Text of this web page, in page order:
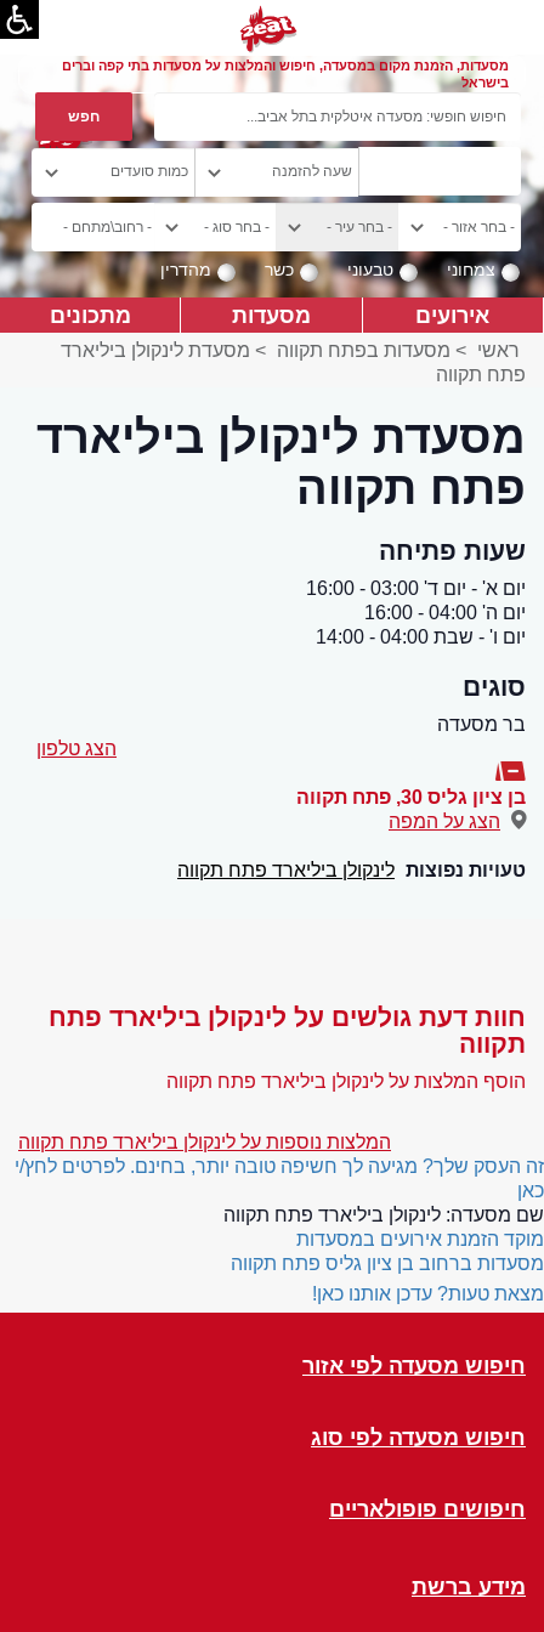
מסעדות, הזמנת מקום במסעדה, חיפוש והמלצות על מסעדות בתי קפה וברים
בישראל
צמחוני טבעוני כשר מהדרין
אירועים מסעדות מתכונים
ראשי > מסעדות בפתח תקווה > מסעדת לינקולן ביליארד
פתח תקווה
מסעדת לינקולן ביליארד
פתח תקווה
שעות פתיחה
יום א' - יום ד' 03:00 - 16:00
יום ה' 04:00 - 16:00
יום ו' - שבת 04:00 - 14:00
סוגים
בר מסעדה
הצג טלפון
בן ציון גליס 30 , פתח תקווה
הצג על המפה
טעויות נפוצות לינקולן ביליארד פתח תקווה
חוות דעת גולשים על לינקולן ביליארד פתח
תקווה
הוסף המלצות על לינקולן ביליארד פתח תקווה
המלצות נוספות על לינקולן ביליארד פתח תקווה
זה העסק שלך? מגיעה לך חשיפה טובה יותר, בחינם. לפרטים לחץ/י
כאן
שם מסעדה: לינקולן ביליארד פתח תקווה
מוקד הזמנת אירועים במסעדות
מסעדות ברחוב בן ציון גליס פתח תקווה
מצאת טעות? עדכן אותנו כאן!
חיפוש מסעדה לפי אזור
חיפוש מסעדה לפי סוג
חיפושים פופולאריים
מידע ברשת